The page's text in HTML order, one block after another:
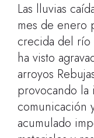
Las lluvias
mes de enero
crecida del río
ha visto
arroyos
provocando la
comunicación
acumulado